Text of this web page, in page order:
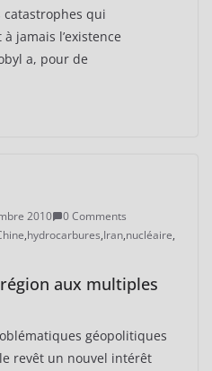
catastrophes qui
jamais l’existence
a, pour de
2010
0 Comments
,hydrocarbures,Iran,nucléaire,
aux multiples
géopolitiques
revêt un nouvel intérêt